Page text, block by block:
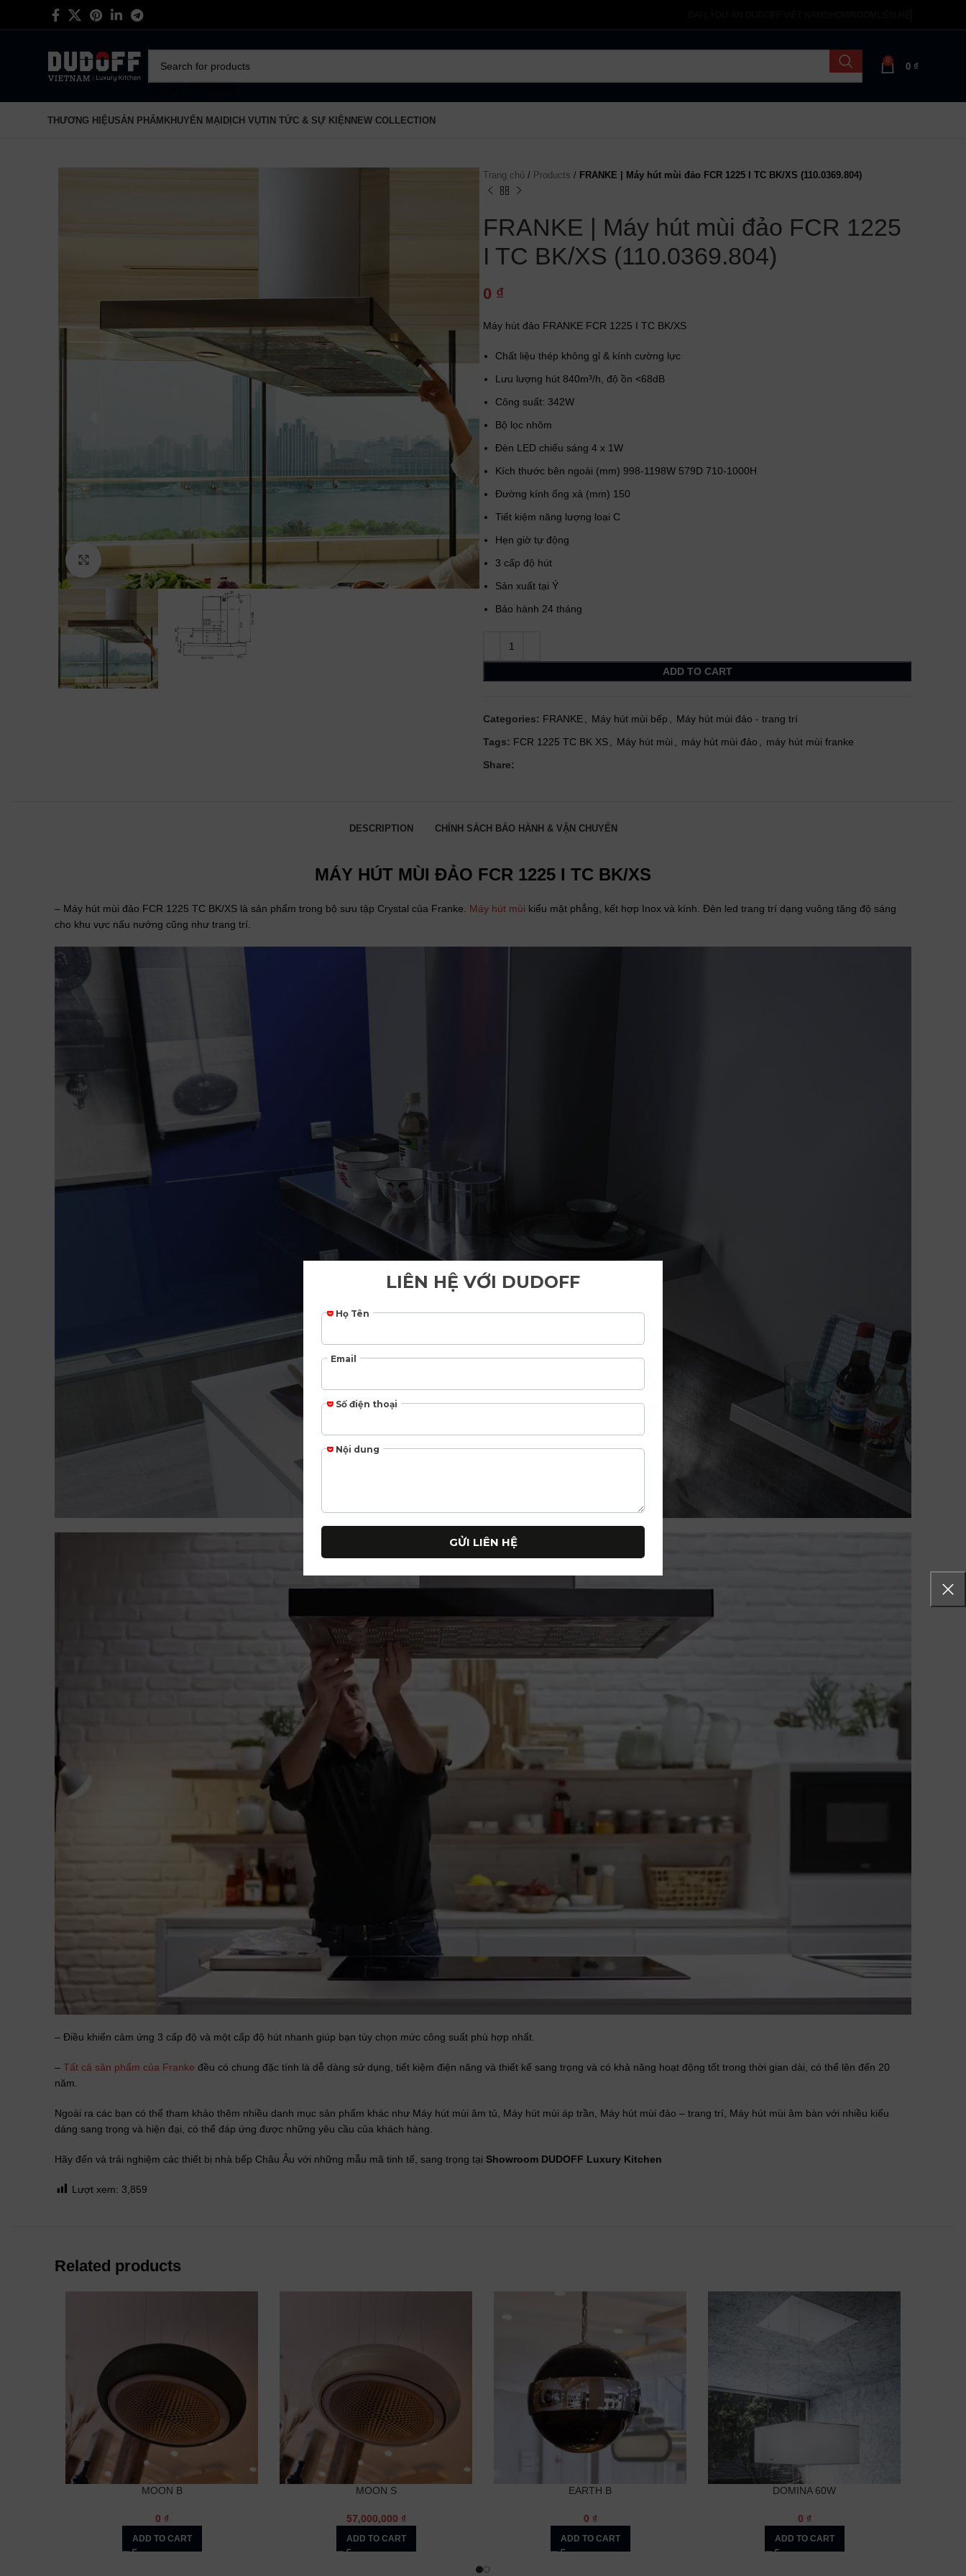
0
0 ₫
THƯƠNG HIỆUSẢN PHẨMKHUYẾN MẠIDỊCH VỤTIN TỨC & SỰ KIỆNNEW COLLECTION
Trang chủ / Products / FRANKE | Máy hút mùi đảo FCR 1225 I TC BK/XS (110.0369.804)
FRANKE | Máy hút mùi đảo FCR 1225
I TC BK/XS (110.0369.804)
0 ₫
Máy hút đảo FRANKE FCR 1225 I TC BK/XS
Chất liệu thép không gỉ & kính cường lực
Lưu lượng hút 840m³/h, độ ồn <68dB
Công suất: 342W
Bộ lọc nhôm
Đèn LED chiếu sáng 4 x 1W
Kích thước bên ngoài (mm) 998-1198W 579D 710-1000H
Đường kính ống xả (mm) 150
Tiết kiệm năng lượng loại C
Hẹn giờ tự động
3 cấp độ hút
Sản xuất tại Ý
Bảo hành 24 tháng
ADD TO CART
Categories: FRANKE Máy hút mùi bếp
Máy hút mùi đảo - trang trí
Tags: FCR 1225 TC BK XS Máy hút mùi máy hút mùi đảo
máy hút mùi franke
Share:
DESCRIPTION CHÍNH SÁCH BẢO HÀNH & VẬN CHUYỂN
MÁY HÚT MÙI ĐẢO FCR 1225 I TC BK/XS
– Máy hút mùi đảo FCR 1225 TC BK/XS là sản phẩm trong bộ sưu tập Crystal của Franke. Máy hút mùi kiểu mặt phẳng, kết hợp Inox và kính. Đèn led trang trí dạng vuông tăng độ sáng
cho khu vực nấu nướng cũng như trang trí.
– Điều khiển cảm ứng 3 cấp độ và một cấp độ hút nhanh giúp bạn tùy chọn mức công suất phù hợp nhất.
– Tất cả sản phẩm của Franke đều có chung đặc tính là dễ dàng sử dụng, tiết kiệm điện năng và thiết kế sang trọng và có khả năng hoạt động tốt trong thời gian dài, có thể lên đến 20
năm.
Ngoài ra các bạn có thể tham khảo thêm nhiều danh mục sản phẩm khác như Máy hút mùi âm tủ, Máy hút mùi áp trần, Máy hút mùi đảo – trang trí, Máy hút mùi âm bàn với nhiều kiểu
dáng sang trọng và hiện đại, có thể đáp ứng được những yêu cầu của khách hàng.
Hãy đến và trải nghiệm các thiết bị nhà bếp Châu Âu với những mẫu mã tinh tế, sang trọng tại Showroom DUDOFF Luxury Kitchen
Lượt xem: 3,859
Related products
MOON B
0 ₫
ADD TO CART
MOON S
57,000,000 ₫
ADD TO CART
EARTH B
0 ₫
ADD TO CART
DOMINA 60W
0 ₫
ADD TO CART